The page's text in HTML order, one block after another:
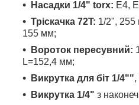
Насадки 1/4" torx: E4,
Тріскачка 72T: 1/2",
155 мм;
Вороток пересувний:
L=152,4 мм;
Викрутка для біт 1/4"",
Викрутка 1/4" з